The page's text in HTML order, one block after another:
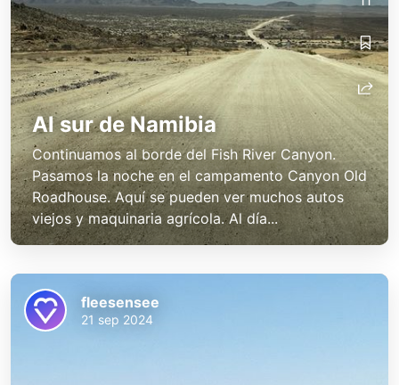
Al sur de Namibia
Continuamos al borde del Fish River Canyon.
Pasamos la noche en el campamento Canyon Old
Roadhouse. Aquí se pueden ver muchos autos
viejos y maquinaria agrícola. Al día...
fleesensee
21 sep 2024